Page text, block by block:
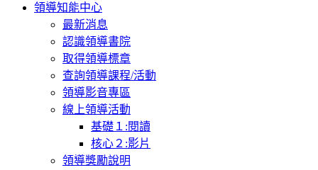
領導知能中心
最新消息
認識領導書院
取得領導標章
查詢領導課程/活動
領導影音專區
線上領導活動
基礎１:閱讀
核心２:影片
領導獎勵說明